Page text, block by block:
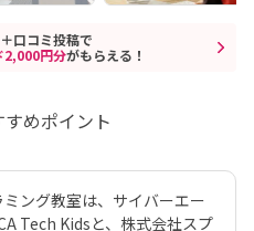
口コミ投稿で
円分がもらえる！
めポイント
ング教室は、サイバーエー
Tech Kidsと、株式会社スプ